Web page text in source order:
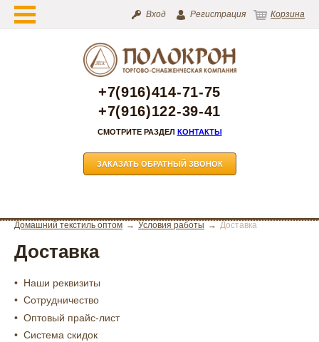
Вход Регистрация Корзина
+7(916)414-71-75
+7(916)122-39-41
СМОТРИТЕ РАЗДЕЛ КОНТАКТЫ
ЗАКАЗАТЬ ОБРАТНЫЙ ЗВОНОК
Домашний текстиль оптом Условия работы Доставка
Доставка
Наши реквизиты
Сотрудничество
Оптовый прайс-лист
Система скидок